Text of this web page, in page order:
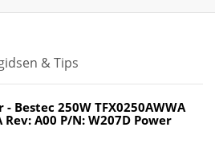
& Tips
Bestec 250W TFX0250AWWA
Rev: A00 P/N: W207D Power